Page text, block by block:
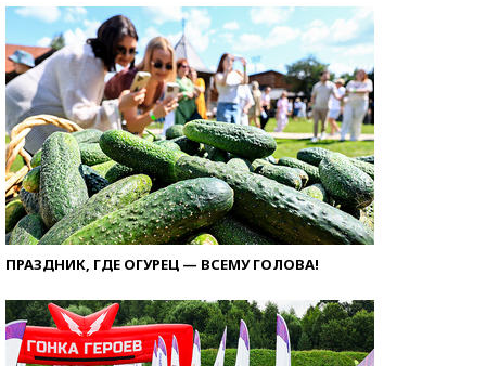
ПРАЗДНИК, ГДЕ ОГУРЕЦ — ВСЕМУ ГОЛОВА!